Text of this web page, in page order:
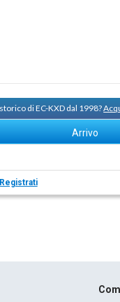
di EC-KXD dal 1998?
Arrivo